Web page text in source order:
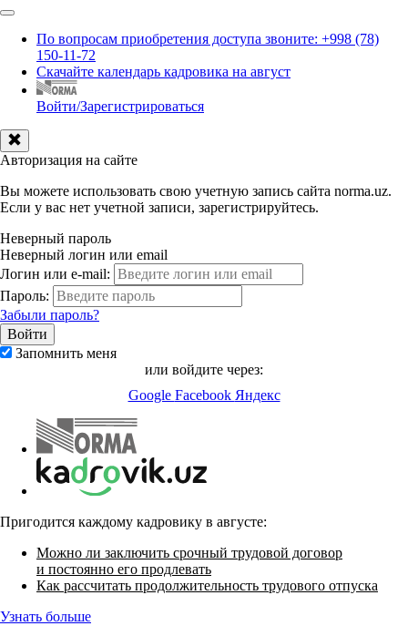
По вопросам приобретения доступа звоните: +998 (78)
150-11-72
Скачайте календарь кадровика на август
Войти/Зарегистрироваться
Авторизация на сайте
Вы можете использовать свою учетную запись сайта norma.uz.
Если у вас нет учетной записи, зарегистрируйтесь.
Неверный пароль
Неверный логин или email
Логин или e-mail:
Пароль:
Забыли пароль?
Запомнить меня
или войдите через:
Google Facebook Яндекс
Пригодится каждому кадровику в августе:
Можно ли заключить срочный трудовой договор
и постоянно его продлевать
Как рассчитать продолжительность трудового отпуска
Узнать больше